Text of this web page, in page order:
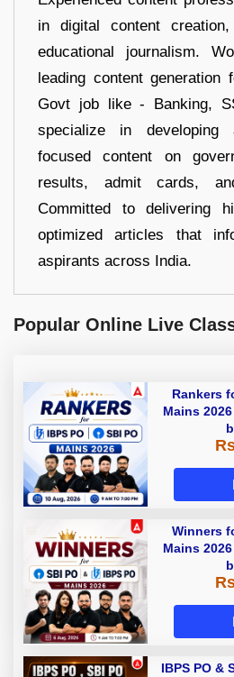
in digital content
educational journalism.
leading content generation
Govt job like - Banking,
specialize in developing
focused content on
results, admit cards,
Committed to delivering
optimized articles that
aspirants across India.
Popular Online Live
Rankers
Mains
Winners
Mains
IBPS PO &